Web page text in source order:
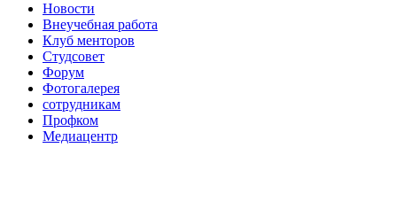
Новости
Внеучебная работа
Клуб менторов
Студсовет
Форум
Фотогалерея
сотрудникам
Профком
Медиацентр